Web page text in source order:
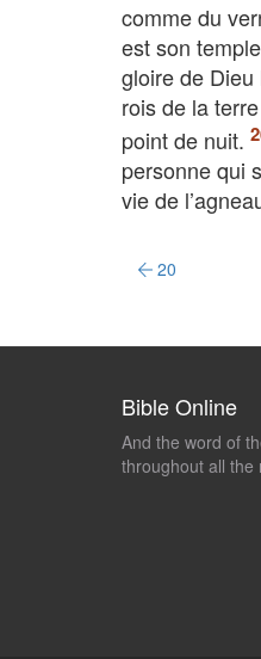
comme du
est son
gloire de Dieu
rois de la
point de nuit.
personne qui
vie de
20
Bible Online
And the word of
throughout all the